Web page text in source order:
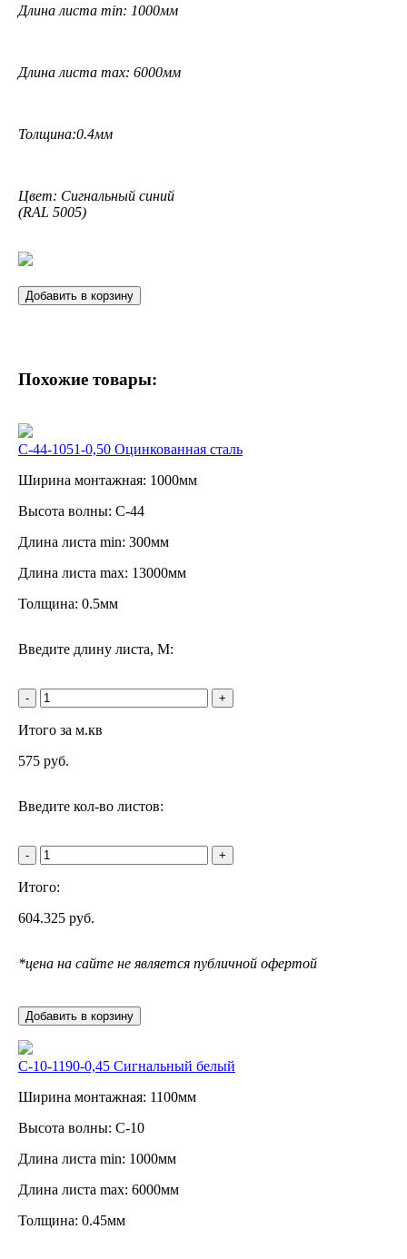
Длина листа min: 1000мм
Длина листа max: 6000мм
Толщина:0.4мм
Цвет: Сигнальный синий
(RAL 5005)
Добавить в корзину
Похожие товары:
С-44-1051-0,50 Оцинкованная сталь
Ширина монтажная: 1000мм
Высота волны: C-44
Длина листа min: 300мм
Длина листа max: 13000мм
Толщина: 0.5мм
Введите длину листа, М:
- +
Итого за м.кв
575 руб.
Введите кол-во листов:
- +
Итого:
604.325 руб.
*цена на сайте не является публичной офертой
Добавить в корзину
С-10-1190-0,45 Сигнальный белый
Ширина монтажная: 1100мм
Высота волны: C-10
Длина листа min: 1000мм
Длина листа max: 6000мм
Толщина: 0.45мм